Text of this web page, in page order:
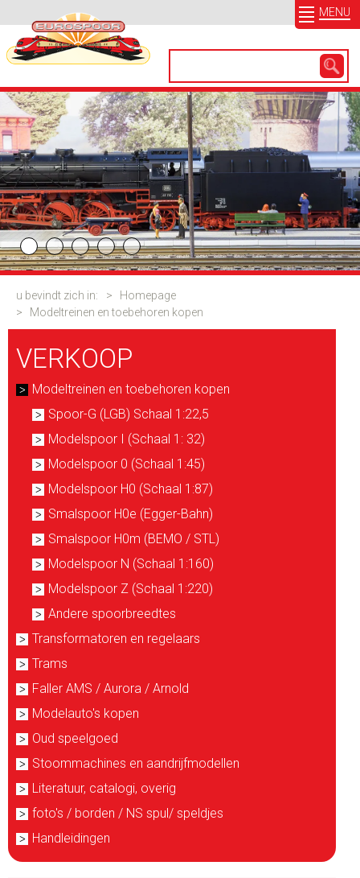
MENU
u bevindt zich in: >
Homepage
>
Modeltreinen en toebehoren kopen
VERKOOP
Modeltreinen en toebehoren kopen
Spoor-G (LGB) Schaal 1:22,5
Modelspoor I (Schaal 1: 32)
Modelspoor 0 (Schaal 1:45)
Modelspoor H0 (Schaal 1:87)
Smalspoor H0e (Egger-Bahn)
Smalspoor H0m (BEMO / STL)
Modelspoor N (Schaal 1:160)
Modelspoor Z (Schaal 1:220)
Andere spoorbreedtes
Transformatoren en regelaars
Trams
Faller AMS / Aurora / Arnold
Modelauto's kopen
Oud speelgoed
Stoommachines en aandrijfmodellen
Literatuur, catalogi, overig
foto's / borden / NS spul/ speldjes
Handleidingen